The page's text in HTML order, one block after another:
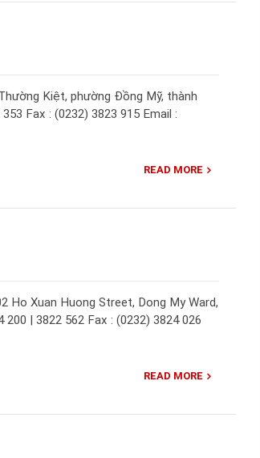
Kiệt, phường Đồng Mỹ, thành
Fax : (0232) 3823 915 Email :
READ MORE
Ho Xuan Huong Street, Dong My Ward,
| 3822 562 Fax : (0232) 3824 026
READ MORE